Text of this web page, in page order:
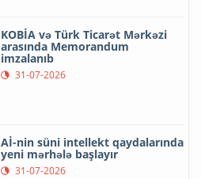
KOBİA və Türk Ticarət Mərkəzi
arasında Memorandum
imzalanıb
31-07-2026
Aİ-nin süni intellekt qaydalarında
yeni mərhələ başlayır
31-07-2026